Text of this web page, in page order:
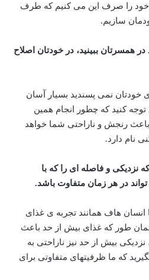
خود را صرف این می کنیم که طرف
سازیم.
همسرتان ببینید، در خودتان اصلاح
خودتان نمی پسندید بسیار آسان
کنید که چطور انجام همین
باعث رنجش و ناراحتی شما خواهد
نام دارد.
نزدیکی و فاصله ای را که با
در هر زمان متفاوت باشد.
انسان هاف همانند تجربه ی غذای
طور که غذای بیش از حد باعث
بیش از حد نیز ناراحتی به
که ما ظرفیتهای متفاوتی برای